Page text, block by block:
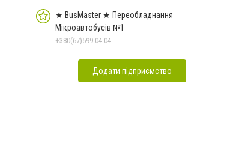
★ BusMaster ★ Переобладнання
Мікроавтобусів №1
+380(67)599-04-04
Додати підприємство